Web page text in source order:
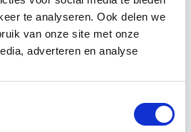
te analyseren. Ook delen we
van onze site met onze
adverteren en analyse
bij dit artikel
Woonruimte
bij huur- en verhuur van